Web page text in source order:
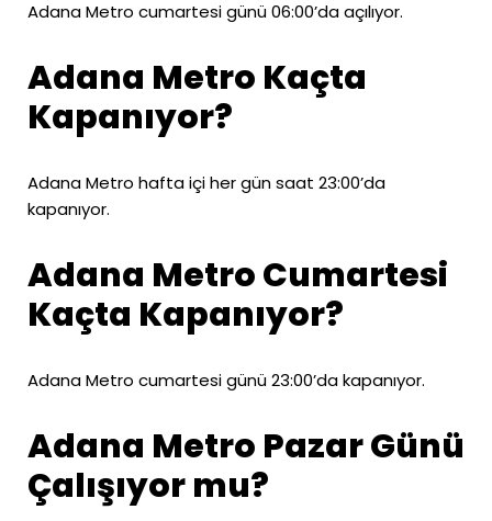
Adana Metro cumartesi günü 06:00’da açılıyor.
Adana Metro Kaçta
Kapanıyor?
Adana Metro hafta içi her gün saat 23:00’da
kapanıyor.
Adana Metro Cumartesi
Kaçta Kapanıyor?
Adana Metro cumartesi günü 23:00’da kapanıyor.
Adana Metro Pazar Günü
Çalışıyor mu?